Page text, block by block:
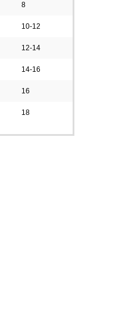
8
10-12
12-14
14-16
16
18